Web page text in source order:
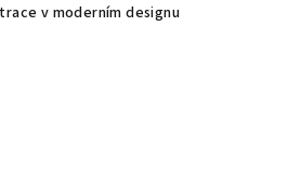
v moderním designu